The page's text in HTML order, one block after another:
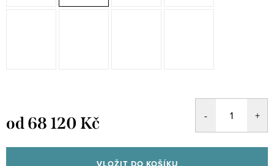
od68 120 Kč
cena: